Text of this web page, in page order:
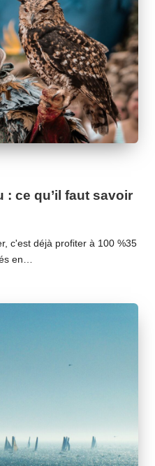
: ce qu’il faut savoir
c'est déjà profiter à 100 %35
en…